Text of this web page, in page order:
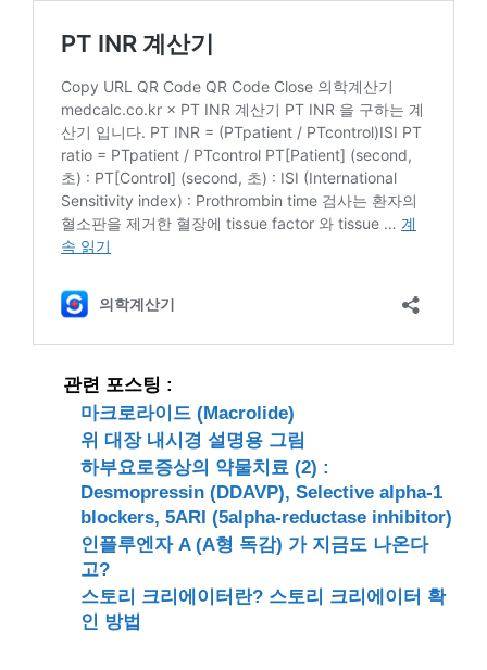
관련 포스팅 :
마크로라이드 (Macrolide)
위 대장 내시경 설명용 그림
하부요로증상의 약물치료 (2) :
Desmopressin (DDAVP), Selective alpha-1
blockers, 5ARI (5alpha-reductase inhibitor)
인플루엔자 A (A형 독감) 가 지금도 나온다
고?
스토리 크리에이터란? 스토리 크리에이터 확
인 방법